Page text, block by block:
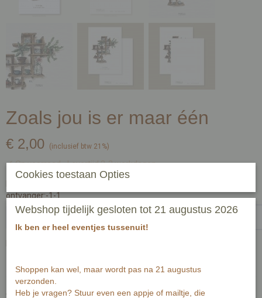
Zoals jou is er maar één
€ 2,00 (inclusief btw 21%)
✓Op voorraad- Levertijd 2-3 werkdagen
ontvanger:-1-1
Aantal
Cookies toestaan Opties
Webshop tijdelijk gesloten tot 21 augustus 2026
Ik ben er heel eventjes tussenuit!
Shoppen kan wel, maar wordt pas na 21 augustus
verzonden.
Heb je vragen? Stuur even een appje of mailtje, die